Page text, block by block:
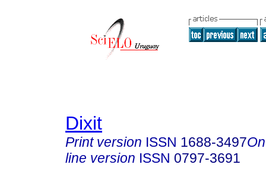
Dixit
Print version ISSN 1688-3497
line version ISSN 0797-3691